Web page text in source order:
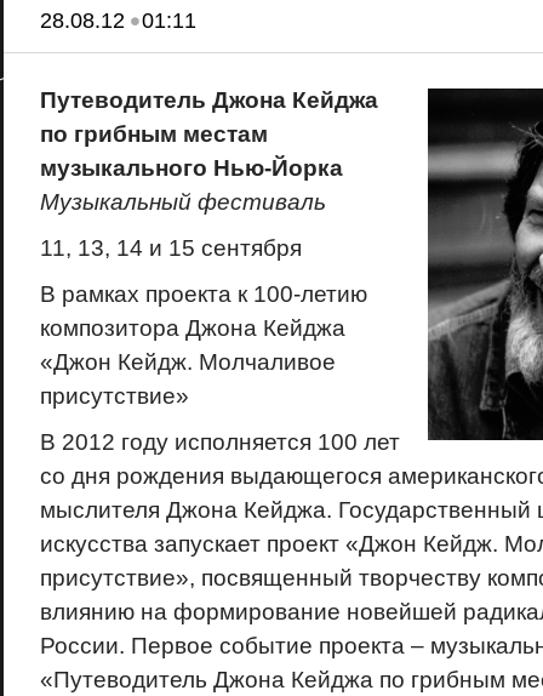
28.08.12•01:11
Путеводитель Джона Кейджа
по грибным местам
музыкального Нью-Йорка
Музыкальный фестиваль
11, 13, 14 и 15 сентября
В рамках проекта к 100-летию
композитора Джона Кейджа
«Джон Кейдж. Молчаливое
присутствие»
В 2012 году исполняется 100 лет
со дня рождения выдающегося
мыслителя Джона Кейджа. Государственный
искусства запускает проект «Джон Кейдж.
присутствие», посвященный творчеству
влиянию на формирование новейшей
России. Первое событие проекта –
«Путеводитель Джона Кейджа по грибным